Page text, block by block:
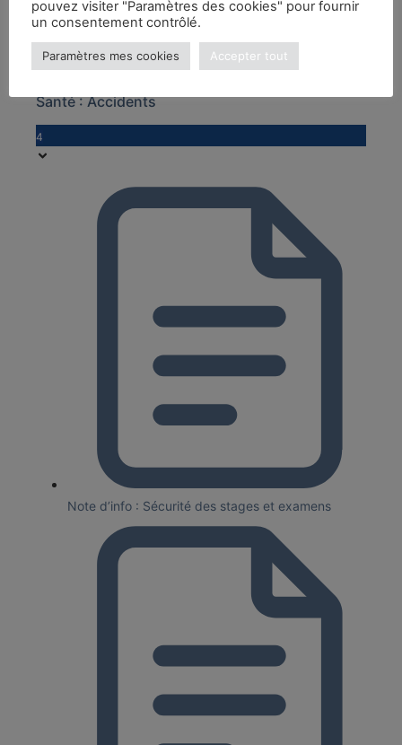
Plaquette : l’épaule en Aïkido
Santé : Accidents
4
Note d’info : Sécurité des stages et examens
pouvez visiter "Paramètres des cookies" pour fournir
un consentement contrôlé.
Paramètres mes cookies Accepter tout